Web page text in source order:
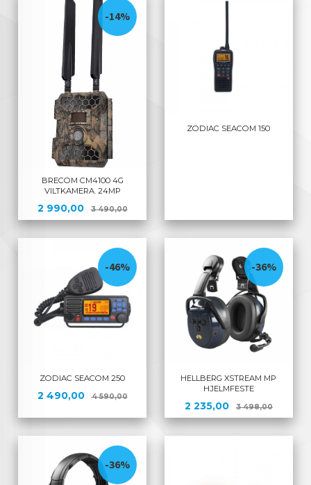
BRECOM CM4100 4G
VILTKAMERA. 24MP
Tilbud
2 990,00 3 490,00Rabatt
-14%
ZODIAC SEACOM 150
ZODIAC SEACOM 250
Tilbud
2 490,00 4 590,00Rabatt
-46%
HELLBERG XSTREAM MP
HJELMFESTE
Tilbud
2 235,00 3 498,00Rabatt
-36%
-36%